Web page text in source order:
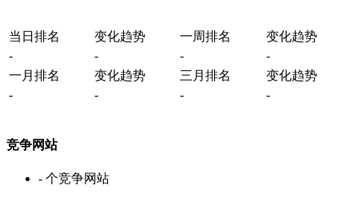
当日排名 变化趋势 一周排名
变化趋势
-
- -
-
一月排名
变化趋势 三月排名
变化趋势
-
- - -
竞争网站
- 个竞争网站